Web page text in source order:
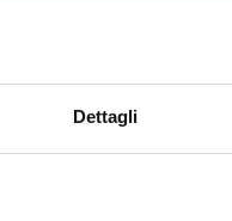
Dettagli